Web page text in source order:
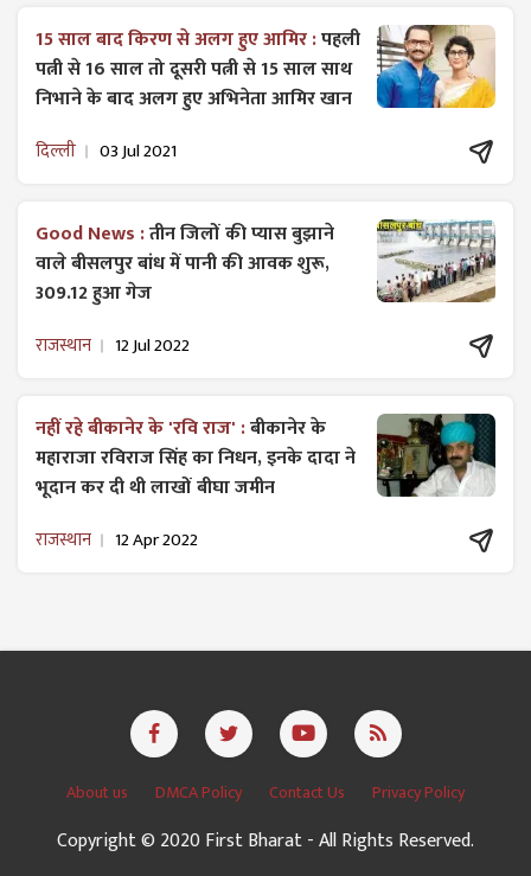
15 साल बाद किरण से अलग हुए आमिर :पहली
पत्नी से 16 साल तो दूसरी पत्नी से 15 साल साथ
निभाने के बाद अलग हुए अभिनेता आमिर खान
दिल्ली 03 Jul 2021
Good News :तीन जिलों की प्यास बुझाने
वाले बीसलपुर बांध में पानी की आवक शुरू,
309.12 हुआ गेज
राजस्थान 12 Jul 2022
नहीं रहे बीकानेर के 'रवि राज' :बीकानेर के
महाराजा रविराज सिंह का निधन, इनके दादा ने
भूदान कर दी थी लाखों बीघा जमीन
राजस्थान 12 Apr 2022
About us DMCA Policy Contact Us Privacy Policy
Copyright © 2020 First Bharat - All Rights Reserved.